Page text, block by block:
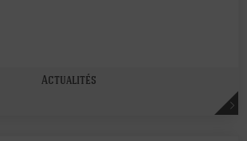
Actualités